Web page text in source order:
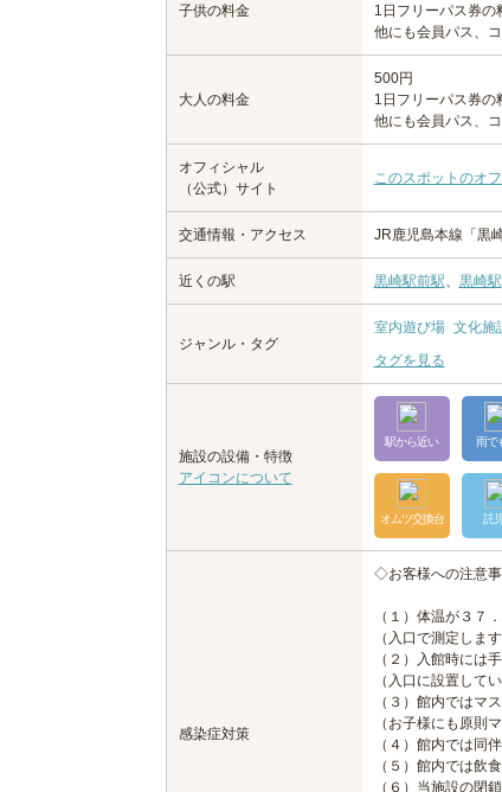
子供の料金
1日フリーパス券の
他にも会員パス、
大人の料金
500円
1日フリーパス券の
他にも会員パス、
オフィシャル
（公式）サイト
このスポットのオ
交通情報・アクセス JR鹿児島本線「黒
近くの駅 黒崎駅前駅、 黒崎駅
ジャンル・タグ
室内遊び場 文化施
タグを見る
施設の設備・特徴
アイコンについて
駅から近い 雨で
オムツ交換台 託
感染症対策
◇お客様への注意事
（１）体温が３７
（入口で測定します
（２）入館時には
（入口に設置して
（３）館内ではマ
（お子様にも原則
（４）館内では同
（５）館内では飲
（６）当施設の閉